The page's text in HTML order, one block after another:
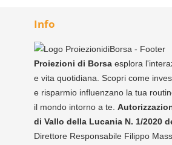
Info
Proiezioni di Borsa esplora
e vita quotidiana. Scopri come
e risparmio influenzano la tua
il mondo intorno a te.
di Vallo della Lucania N. 1/2020
Direttore Responsabile Filippo